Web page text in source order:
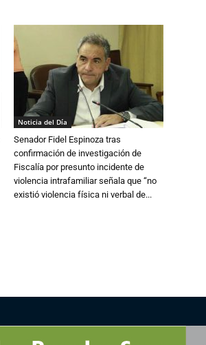
Noticia del Día
Senador Fidel Espinoza tras
confirmación de investigación de
Fiscalía por presunto incidente de
violencia intrafamiliar señala que “no
existió violencia física ni verbal de...